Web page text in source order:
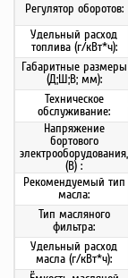
Регулятор оборотов:
Удельный расход
топлива (г/кВт*ч):
Габаритные размеры
(Д;Ш;В; мм):
Техническое
обслуживание:
Напряжение
бортового
электрооборудования,
(В) :
Рекомендуемый тип
масла:
Тип масляного
фильтра:
Удельный расход
масла (г/кВт*ч):